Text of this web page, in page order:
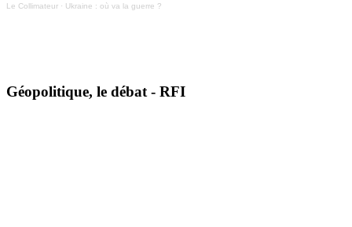
Le Collimateur · Ukraine : où va la guerre ?
Géopolitique, le débat - RFI